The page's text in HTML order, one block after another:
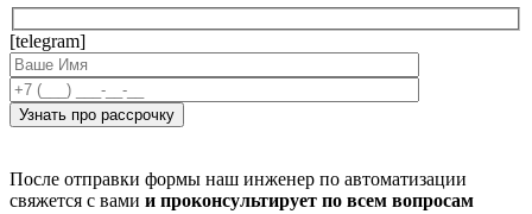
[telegram]
После отправки формы наш инженер по автоматизации
свяжется с вами и проконсультирует по всем вопросам